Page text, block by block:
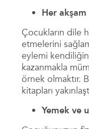
Her
Çocukların dile
etmelerini
eylemi
kazanmakla
örnek olmaktır.
kitapları
Yemek ve